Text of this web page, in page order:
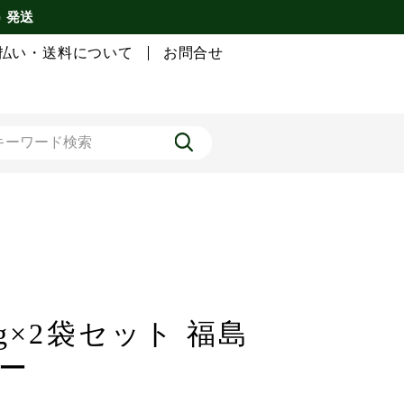
発送
い・送料について お問合せ
袋セット 福島